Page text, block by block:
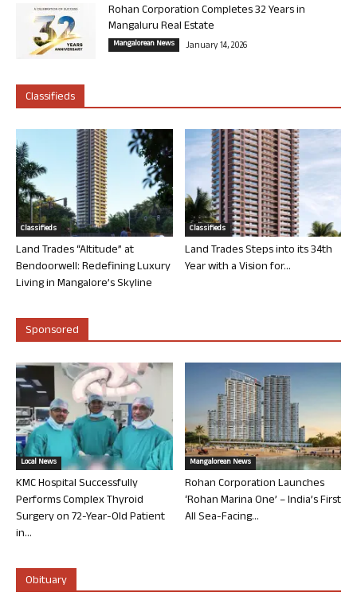
Rohan Corporation Completes 32 Years in
Mangaluru Real Estate
Mangalorean News January 14, 2026
Classifieds
Classifieds
Land Trades “Altitude” at
Bendoorwell: Redefining Luxury
Living in Mangalore’s Skyline
Classifieds
Land Trades Steps into its 34th
Year with a Vision for...
Sponsored
Local News
KMC Hospital Successfully
Performs Complex Thyroid
Surgery on 72-Year-Old Patient
in...
Mangalorean News
Rohan Corporation Launches
‘Rohan Marina One’ – India’s First
All Sea-Facing...
Obituary